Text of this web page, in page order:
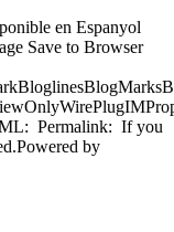
en Espanyol
Save to Browser
Permalink: If you
by